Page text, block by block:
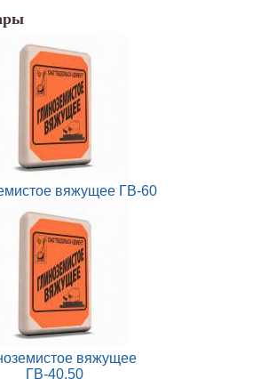
вяжущее ГВ-60
вяжущее
ГВ-40,50